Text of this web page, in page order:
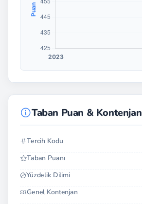
Taban Puan & Kontenjan
Tercih Kodu
Taban Puanı
Yüzdelik Dilimi
Genel Kontenjan